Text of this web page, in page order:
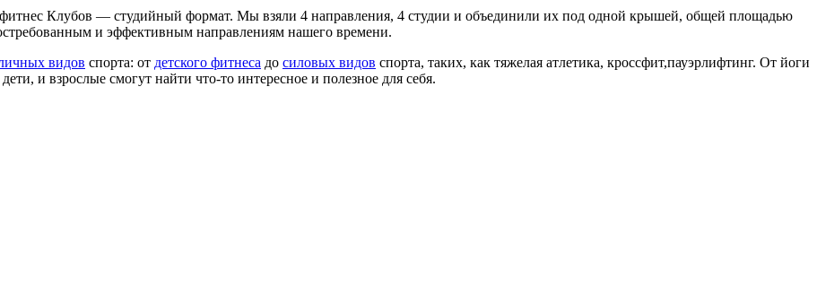
Клубов — студийный формат. Мы взяли 4 направления, 4 студии и объединили их под одной крышей, общей площадью
и эффективным направлениям нашего времени.
видов спорта: от детского фитнеса до силовых видов спорта, таких, как тяжелая атлетика, кроссфит,пауэрлифтинг. От йоги
и взрослые смогут найти что-то интересное и полезное для себя.